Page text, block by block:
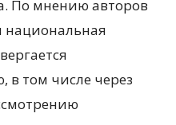
По мнению авторов
национальная
в том числе через